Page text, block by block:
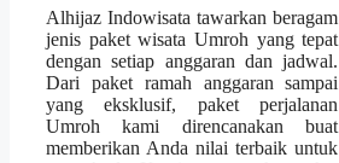
Alhijaz Indowisata tawarkan beragam
jenis paket wisata Umroh yang tepat
dengan setiap anggaran dan jadwal.
Dari paket ramah anggaran sampai
yang eksklusif, paket perjalanan
Umroh kami direncanakan buat
memberikan Anda nilai terbaik untuk